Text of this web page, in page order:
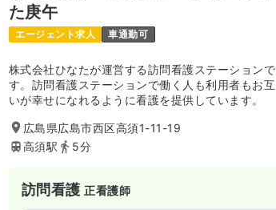
給与 時給 1,600〜1,700円
時間 8:30～17:00
た庚午
エージェント求人 車通勤可
株式会社ひなたが運営する訪問看護ステーションで
す。訪問看護ステーションで働く人も利用者もお互
いが幸せになれるように看護を提供しています。
広島県広島市西区高須1-11-19
高須駅
5分
訪問看護正看護師